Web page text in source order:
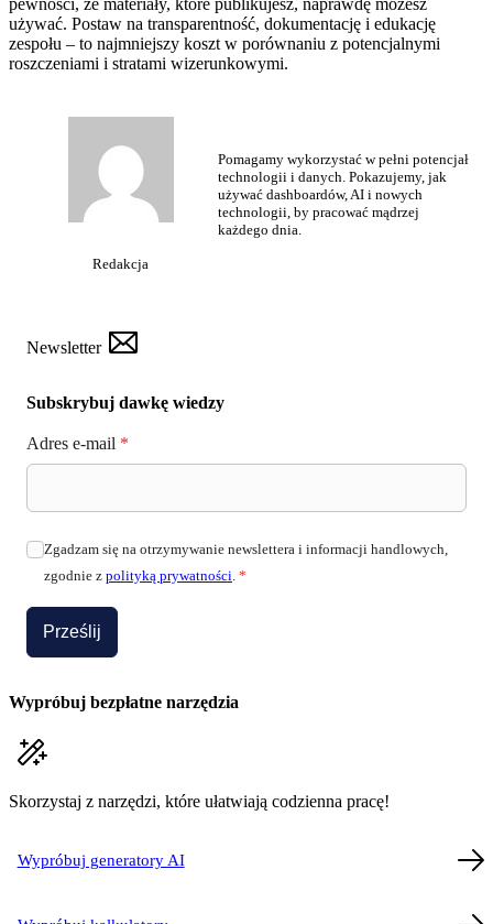
używać. Postaw na transparentność, dokumentację i edukację
zespołu – to najmniejszy koszt w porównaniu z potencjalnymi
roszczeniami i stratami wizerunkowymi.
Redakcja
Pomagamy wykorzystać w pełni potencjał
technologii i danych. Pokazujemy, jak
używać dashboardów, AI i nowych
technologii, by pracować mądrzej
każdego dnia.
Newsletter
Subskrybuj dawkę wiedzy
Adres e-mail *
Zgadzam się na otrzymywanie newslettera i informacji handlowych,
zgodnie z polityką prywatności *
Prześlij
Wypróbuj bezpłatne narzędzia
Skorzystaj z narzędzi, które ułatwiają codzienna pracę!
Wypróbuj generatory AI